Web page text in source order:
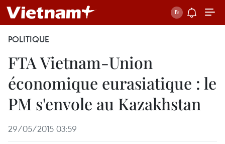
POLITIQUE
FTA Vietnam-Union
économique eurasiatique : le
PM s'envole au Kazakhstan
29/05/2015 03:59